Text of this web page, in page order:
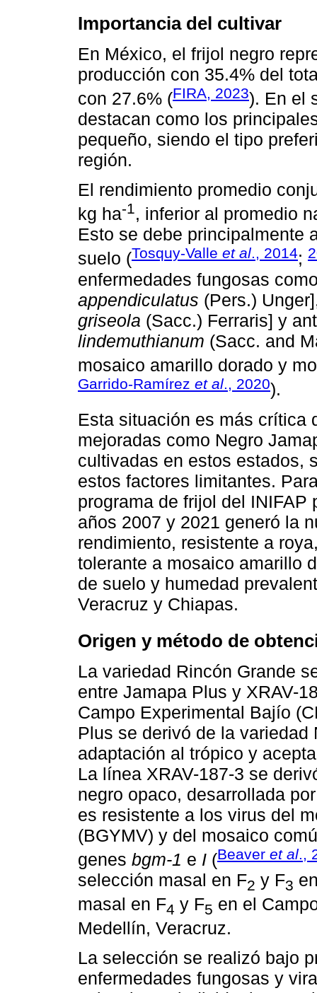
Importancia del cultivar
En México, el frijol negro
producción con 35.4% del
con 27.6% (FIRA, 2023). En el
destacan como los
pequeño, siendo el tipo
región.
El rendimiento promedio
kg ha-1, inferior al promedio
Esto se debe principalmente
suelo (Tosquy-Valle et al., 2014;
enfermedades fungosas
appendiculatus (Pers.)
griseola (Sacc.) Ferraris] y
lindemuthianum (Sacc. and
mosaico amarillo dorado y
Garrido-Ramírez et al., 2020).
Esta situación es más crítica
mejoradas como Negro
cultivadas en estos estados,
estos factores limitantes.
programa de frijol del
años 2007 y 2021 generó la
rendimiento, resistente a
tolerante a mosaico amarillo
de suelo y humedad
Veracruz y Chiapas.
Origen y método de
La variedad Rincón Grande
entre Jamapa Plus y XRAV-
Campo Experimental Bajío
Plus se derivó de la
adaptación al trópico y
La línea XRAV-187-3 se
negro opaco, desarrollada
es resistente a los virus del
(BGYMV) y del mosaico
genes bgm-1 e I (Beaver et al.,
selección masal en F2 y F3
masal en F4 y F5 en el
Medellín, Veracruz.
La selección se realizó bajo
enfermedades fungosas y